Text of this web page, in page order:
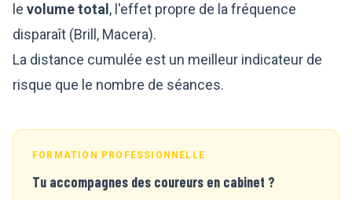
le volume total , l'effet propre de la fréquence
disparaît (Brill, Macera).
La distance cumulée est un meilleur indicateur de
risque que le nombre de séances.
FORMATION PROFESSIONNELLE
Tu accompagnes des coureurs en cabinet ?